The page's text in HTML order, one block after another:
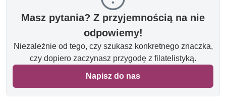
Masz pytania? Z przyjemnością na nie
odpowiemy!
Niezależnie od tego, czy szukasz konkretnego znaczka,
czy dopiero zaczynasz przygodę z filatelistyką.
Napisz do nas